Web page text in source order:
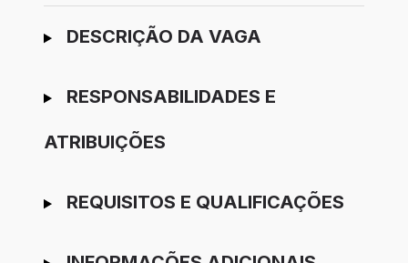
Ir para candidatura
DESCRIÇÃO DA VAGA
RESPONSABILIDADES E
ATRIBUIÇÕES
REQUISITOS E QUALIFICAÇÕES